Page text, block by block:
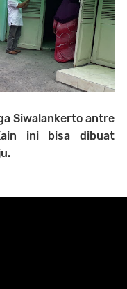
Siwalankerto antre
ini bisa dibuat